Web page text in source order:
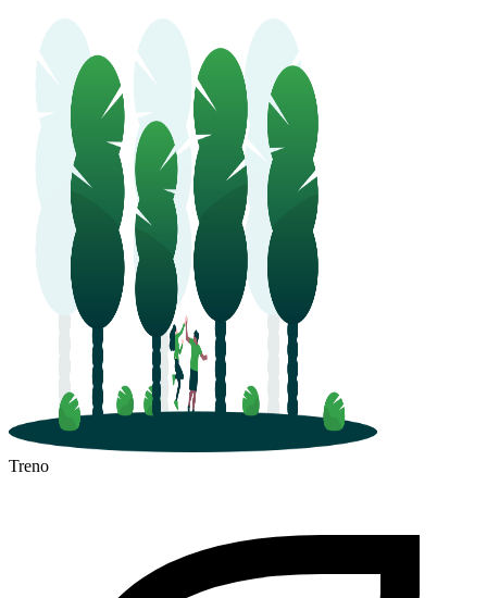
Treno